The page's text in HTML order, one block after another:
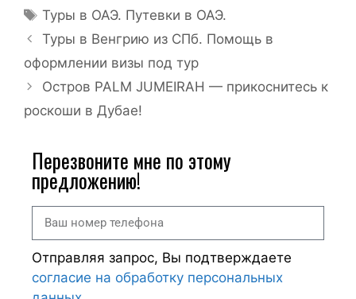
Туры в ОАЭ. Путевки в ОАЭ.
Туры в Венгрию из СПб. Помощь в
оформлении визы под тур
Остров PALM JUMEIRAH — прикоснитесь к
роскоши в Дубае!
Перезвоните мне по этому
предложению!
Отправляя запрос, Вы подтверждаете
согласие на обработку персональных